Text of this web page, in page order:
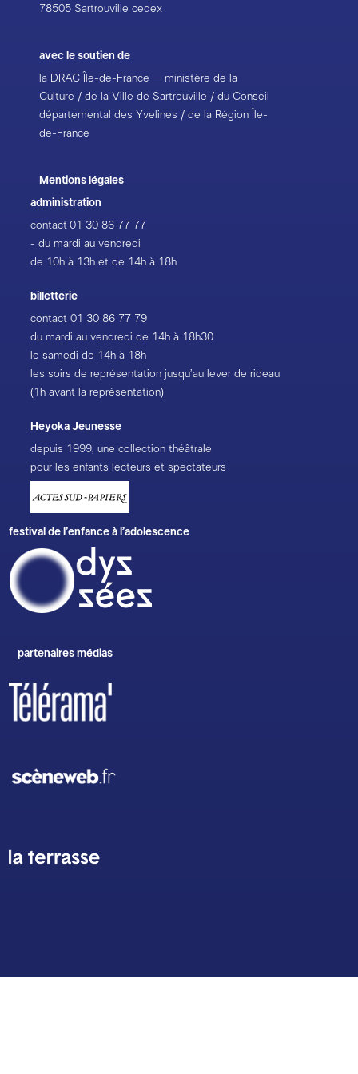
les saisissent à la gorge, des histoires qu’on ne peut
pas lâcher, c’est ma passion.
Car si un enfant apprend très jeune à aimer les livres, il
a un immense avantage dans la vie. Ce que je raconte
histoires, l’enfant dit : « Quel livre génial, j’adore les
livres », alors j’ai gagné !
78505 Sartrouville cedex
avec le soutien de
la DRAC Île-de-France – ministère de la
Culture / de la Ville de Sartrouville / du Conseil
départemental des Yvelines / de la Région Île-
de-France
Mentions légales
administration
contact 01 30 86 77 77
- du mardi au vendredi
de 10h à 13h et de 14h à 18h
billetterie
contact 01 30 86 77 79
du mardi au vendredi de 14h à 18h30
le samedi de 14h à 18h
les soirs de représentation jusqu’au lever de rideau
(1h avant la représentation)
Heyoka Jeunesse
depuis 1999, une collection théâtrale
pour les enfants lecteurs et spectateurs
festival de l’enfance à l’adolescence
partenaires médias